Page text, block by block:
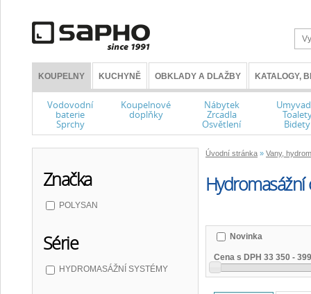
KOUPELNY KUCHYNĚ OBKLADY A DLAŽBY KATALOGY,
Vodovodní
baterie
Sprchy
Koupelnové
doplňky
Nábytek
Zrcadla
Osvětlení Bidety
Úvodní stránka » Vany,
Hydromasážní
Značka
POLYSAN
Série
HYDROMASÁŽNÍ SYSTÉMY
Novinka
Cena s DPH 33 350 -